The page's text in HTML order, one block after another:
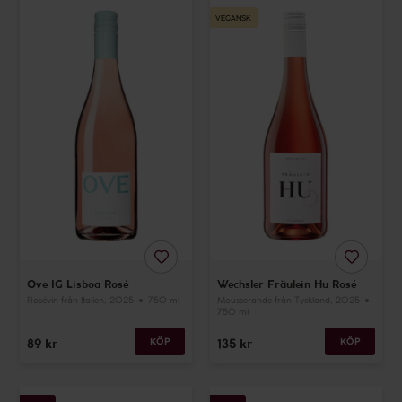
LÄGG
FAVORITER
Ove IG Lisboa Rosé
Rosévin från Italien , 2025 750 ml
89 kr KÖP
VEGANSK
LÄGG
I
Wechsler Fräulein Hu Rosé
Mousserande från Tyskland , 2025
750 ml
135 kr KÖP
Château Calvados